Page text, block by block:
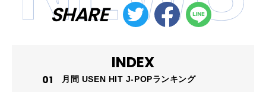
SHARE
INDEX
月間 USEN HIT J-POPランキング